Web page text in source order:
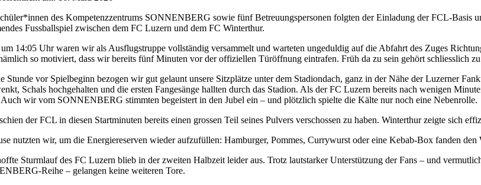
des Kompetenzzentrums SONNENBERG sowie fünf Betreuungspersonen folgten der Einladung der FCL-Basis
Fussballspiel zwischen dem FC Luzern und dem FC Winterthur.
14:05 Uhr waren wir als Ausflugstruppe vollständig versammelt und warteten ungeduldig auf die Abfahrt des Zuges
so motiviert, dass wir bereits fünf Minuten vor der offiziellen Türöffnung eintrafen. Früh da zu sein gehört schliesslich zu
Stunde vor Spielbeginn bezogen wir gut gelaunt unsere Sitzplätze unter dem Stadiondach, ganz in der Nähe der Luzerner
Schals hochgehalten und die ersten Fangesänge hallten durch das Stadion. Als der FC Luzern bereits nach wenigen
wir vom SONNENBERG stimmten begeistert in den Jubel ein – und plötzlich spielte die Kälte nur noch eine Nebenrolle.
der FCL in diesen Startminuten bereits einen grossen Teil seines Pulvers verschossen zu haben. Winterthur zeigte sich
nutzten wir, um die Energiereserven wieder aufzufüllen: Hamburger, Pommes, Currywurst oder eine Kebab-Box fanden
Sturmlauf des FC Luzern blieb in der zweiten Halbzeit leider aus. Trotz lautstarker Unterstützung der Fans – und
Reihe – gelangen keine weiteren Tore.